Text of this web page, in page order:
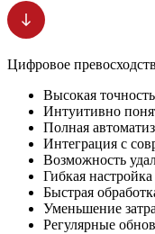
Цифровое
Высокая
Интуитивно
Полная
Интеграция с
Возможность
Гибкая
Быстрая
Уменьшение
Регулярные